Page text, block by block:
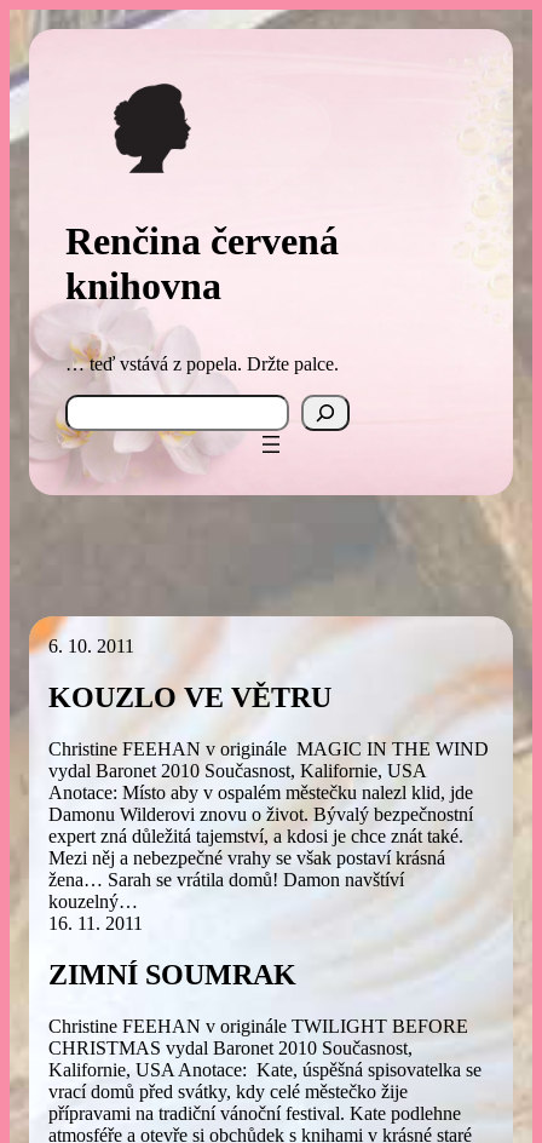
Přeskočit
obsah
Renčina červená
knihovna
… teď vstává z popela. Držte palce.
Search
6. 10. 2011
KOUZLO VE VĚTRU
Christine FEEHAN v originále MAGIC IN THE WIND
vydal Baronet 2010 Současnost, Kalifornie, USA
Anotace: Místo aby v ospalém městečku nalezl klid, jde
Damonu Wilderovi znovu o život. Bývalý bezpečnostní
expert zná důležitá tajemství, a kdosi je chce znát také.
Mezi něj a nebezpečné vrahy se však postaví krásná
žena… Sarah se vrátila domů! Damon navštíví
kouzelný…
16. 11. 2011
ZIMNÍ SOUMRAK
Christine FEEHAN v originále TWILIGHT BEFORE
CHRISTMAS vydal Baronet 2010 Současnost,
Kalifornie, USA Anotace: Kate, úspěšná spisovatelka se
vrací domů před svátky, kdy celé městečko žije
přípravami na tradiční vánoční festival. Kate podlehne
atmosféře a otevře si obchůdek s knihami v krásné staré